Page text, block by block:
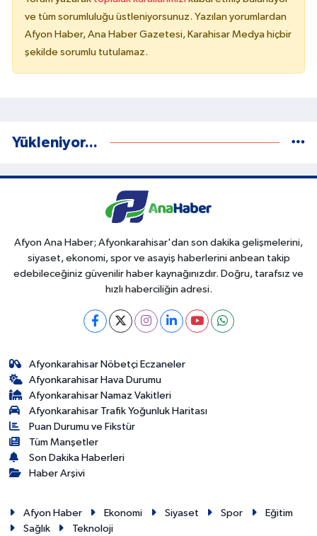
ve tüm sorumluluğu üstleniyorsunuz. Yazılan yorumlardan
Afyon Haber, Ana Haber Gazetesi, Karahisar Medya hiçbir
şekilde sorumlu tutulamaz.
Yükleniyor...
Afyon Ana Haber; Afyonkarahisar'dan son dakika gelişmelerini,
siyaset, ekonomi, spor ve asayiş haberlerini anbean takip
edebileceğiniz güvenilir haber kaynağınızdır. Doğru, tarafsız ve
hızlı haberciliğin adresi.
Afyonkarahisar Nöbetçi Eczaneler
Afyonkarahisar Hava Durumu
Afyonkarahisar Namaz Vakitleri
Afyonkarahisar Trafik Yoğunluk Haritası
Puan Durumu ve Fikstür
Tüm Manşetler
Son Dakika Haberleri
Haber Arşivi
Afyon Haber Ekonomi Siyaset Spor
Eğitim
Sağlık
Teknoloji